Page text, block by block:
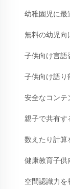
幼稚園児に最
無料の幼児向
子供向け言語
子供向け語り
安全なコンテ
親子で共有す
数えたり計算
健康教育子供
空間認識力を